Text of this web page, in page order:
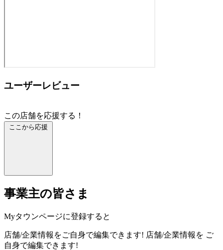
ユーザーレビュー
この店舗を応援する！
ここから応援
事業主の皆さま
Myタウンページに登録すると
店舗/企業情報をご自身で編集できます! 店舗/企業情報を ご
自身で編集できます!